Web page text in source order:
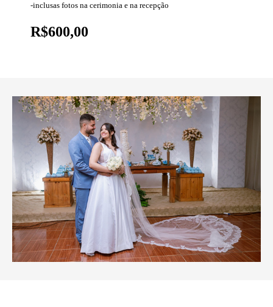
-inclusas fotos na cerimonia e na recepção
R$600,00